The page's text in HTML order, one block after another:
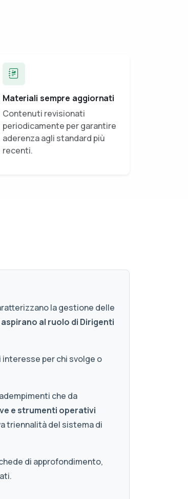
Materiali sempre aggiornati
Contenuti revisionati
periodicamente per garantire
aderenza agli standard più
recenti.
la gestione delle
aspirano al ruolo di Dirigenti
per chi svolge o
che da
e strumenti operativi
triennalità del sistema di
di approfondimento,